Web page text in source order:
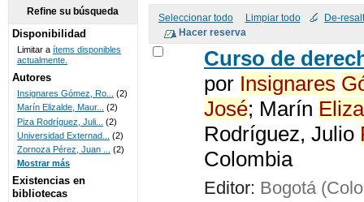
DE
BIBLIOTECAS
UNICOC
Seleccionar todo Limpiar todo De-
Curso de
por Insignares
José; Marín
Rodríguez, Julio
Colombia
Editor: Bogotá
Refine su búsqueda
Disponibilidad
Limitar a ítems disponibles
actualmente.
Autores
Insignares Gómez, Ro...
(2)
Marín Elizalde, Maur... (2)
Piza Rodríguez, Juli...
(2)
Universidad Externad...
(2)
Zornoza Pérez, Juan ...
(2)
Mostrar más
Existencias en
bibliotecas